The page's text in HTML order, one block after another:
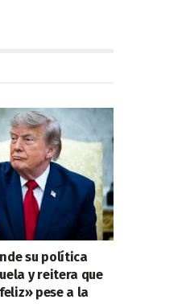
su política
y reitera que
pese a la